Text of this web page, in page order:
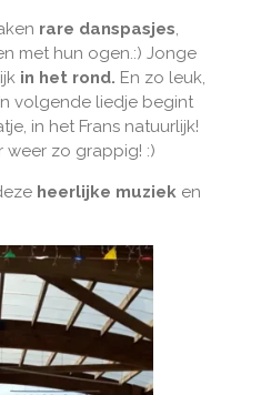
c
r
e
e
n
rare danspasjes,
met hun ogen.:) Jonge
in het rond. En zo leuk,
volgende liedje begint
in het Frans natuurlijk!
weer zo grappig! :)
heerlijke muziek en